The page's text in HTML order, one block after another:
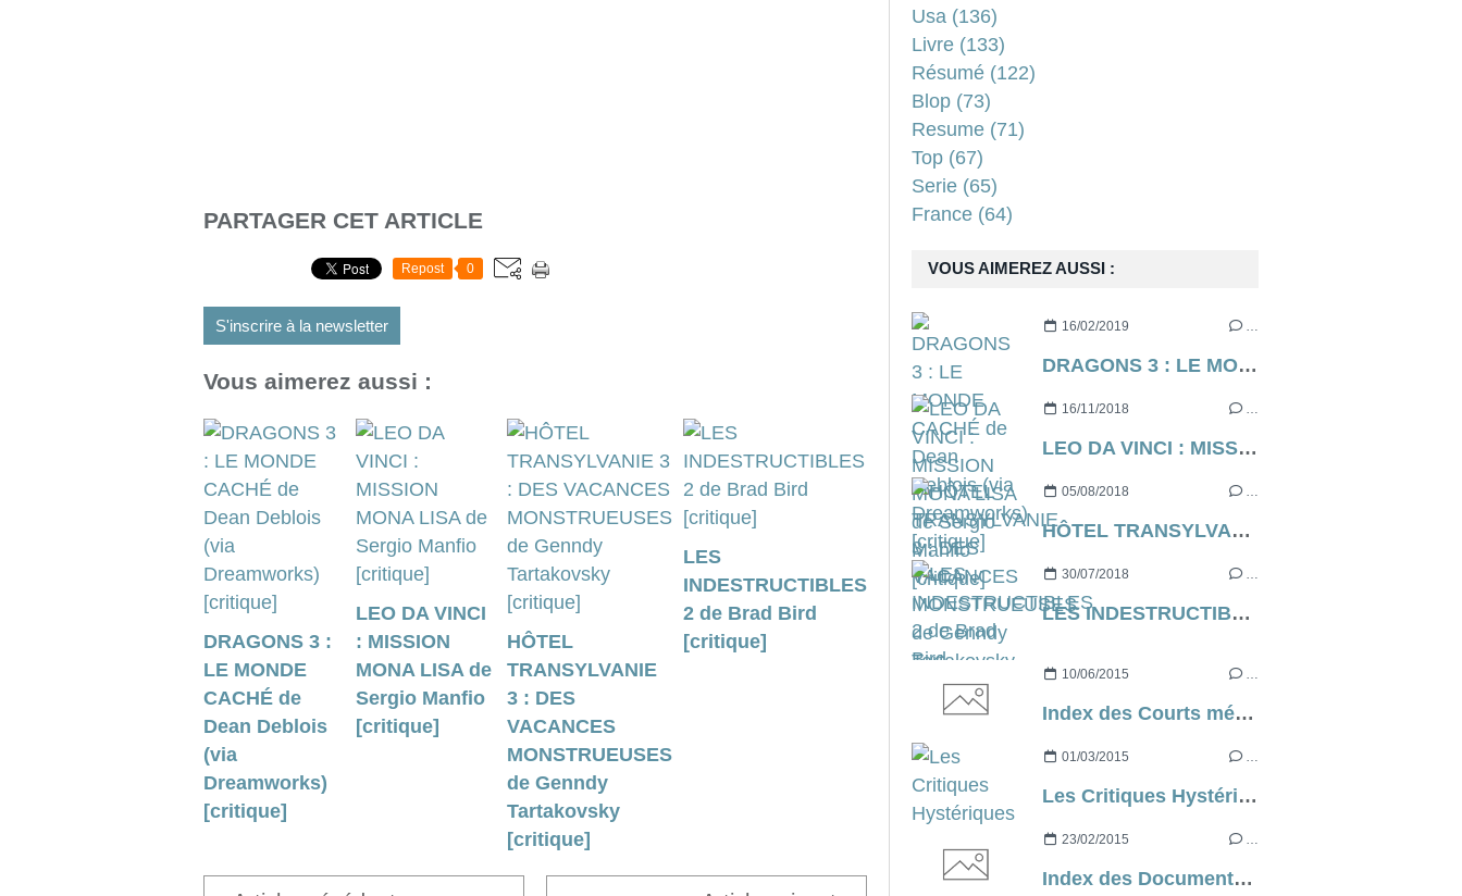
PARTAGER CET ARTICLE
Repost 0
S'inscrire à la newsletter
Vous aimerez aussi :
DRAGONS 3 :
LE MONDE
CACHÉ de
Dean Deblois
(via
Dreamworks)
[critique]
LEO DA VINCI
: MISSION
MONA LISA de
Sergio Manfio
[critique]
HÔTEL
TRANSYLVANIE
3 : DES
VACANCES
MONSTRUEUSES
de Genndy
Tartakovsky
[critique]
LES
INDESTRUCTIBLES
2 de Brad Bird
[critique]
VOUS AIMEREZ AUSSI :
16/02/2019 …
DRAGONS 3 : LE MONDE CACHÉ de Dean Deblois (via Dreamworks) [critique]
16/11/2018 …
LEO DA VINCI : MISSION MONA LISA de Sergio Manfio [critique]
05/08/2018 …
HÔTEL TRANSYLVANIE 3 : DES VACANCES MONSTRUEUSES de Genndy Tartakovsky [critique]
30/07/2018 …
LES INDESTRUCTIBLES 2 de Brad Bird [critique]
10/06/2015 …
Index des Courts métrages
01/03/2015 …
Les Critiques Hystériques
23/02/2015 …
Index des Documentaires
Usa (136)
Livre (133)
Résumé (122)
Blop (73)
Resume (71)
Top (67)
Serie (65)
France (64)